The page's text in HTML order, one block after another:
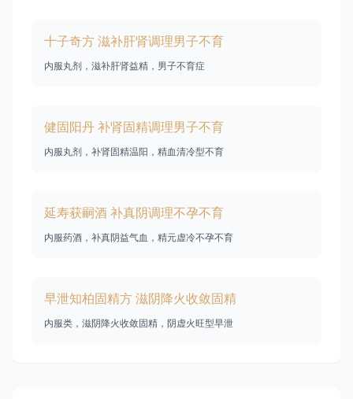
十子奇方 滋补肝肾调理男子不育
内服丸剂，滋补肝肾益精，男子不育症
健固阳丹 补肾固精调理男子不育
内服丸剂，补肾固精温阳，精血清冷型不育
延寿获嗣酒 补真阴调理不孕不育
内服药酒，补真阴益气血，精元虚冷不孕不育
早泄知柏固精方 滋阴降火收敛固精
内服类，滋阴降火收敛固精，阴虚火旺型早泄